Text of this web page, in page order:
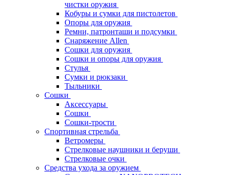
чистки оружия
Кобуры и сумки для пистолетов
Опоры для оружия
Ремни, патронташи и подсумки
Снаряжение Allen
Сошки для оружия
Сошки и опоры для оружия
Стулья
Сумки и рюкзаки
Тыльники
Сошки
Аксессуары
Сошки
Сошки-трости
Спортивная стрельба
Ветромеры
Стрелковые наушники и беруши
Стрелковые очки
Средства ухода за оружием